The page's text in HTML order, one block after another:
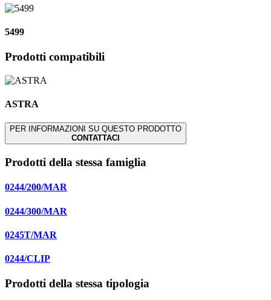
5499
Prodotti compatibili
ASTRA
PER INFORMAZIONI SU QUESTO PRODOTTO
CONTATTACI
Prodotti della stessa famiglia
0244/200/MAR
0244/300/MAR
0245T/MAR
0244/CLIP
Prodotti della stessa tipologia